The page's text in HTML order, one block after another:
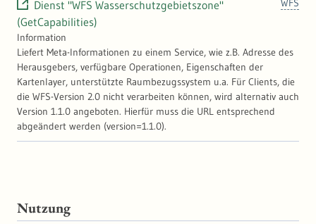
hydrogeologischen Gegebenheiten vom
Landesamt für Geologie, Rohstoffe und
Bergbau Baden-Württemberg durchgeführt.
Ein WSG kann aus bis zu 5 von insgesamt 7
verschiedenen Wasserschutzgebietszonen
(WSG-Zone) bestehen: - Zone I
(Fassungsbereich) - Zone II oder Zonen IIA
und IIB (Engere Schutzzonen) - Zone III oder
Zonen IIIA und IIIB (Weitere Schutzzonen) In
jeder Zone gelten eigene Ge- und Verbote,
sind die unteren Wasserbehörden zuständig.
Differenziert wird nach festgesetzten,
WFS
Dienst "WFS Wasserschutzgebietszone"
(GetCapabilities)
Information
Liefert Meta-Informationen zu einem Service, wie z.B. Adresse des
Herausgebers, verfügbare Operationen, Eigenschaften der
Kartenlayer, unterstützte Raumbezugssystem u.a. Für Clients, die
die WFS-Version 2.0 nicht verarbeiten können, wird alternativ auch
Version 1.1.0 angeboten. Hierfür muss die URL entsprechend
abgeändert werden (version=1.1.0).
Nutzung